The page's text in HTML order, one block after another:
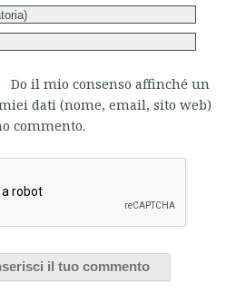
Do il mio consenso affinché un
dati (nome, email, sito web)
commento.